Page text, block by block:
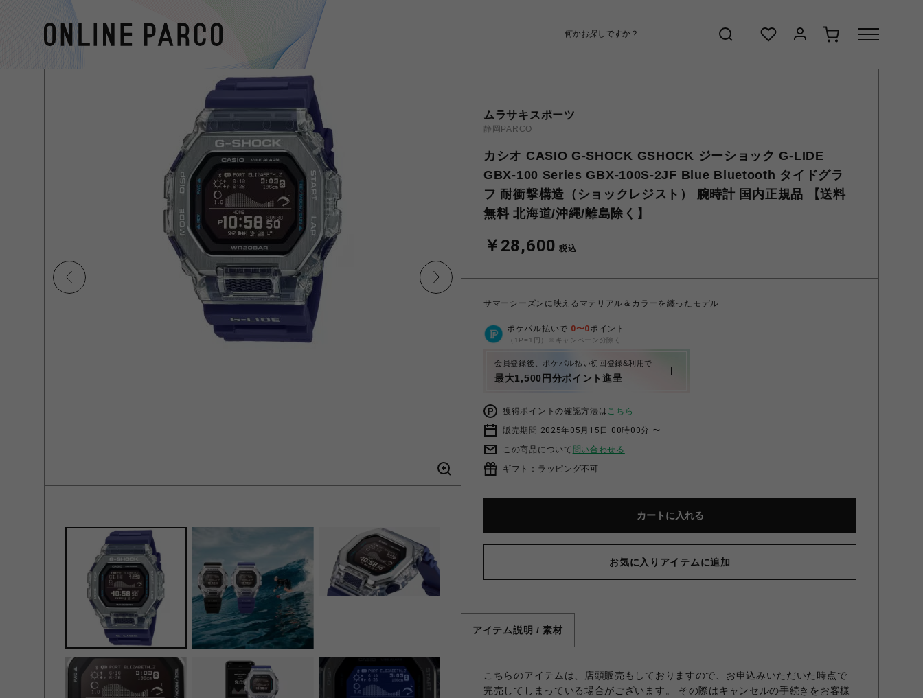
ムラサキスポーツ
静岡PARCO
カシオ CASIO G-SHOCK GSHOCK ジーショック G-LIDE
GBX-100 Series GBX-100S-2JF Blue Bluetooth タイドグラ
フ 耐衝撃構造（ショックレジスト） 腕時計 国内正規品 【送料
無料 北海道/沖縄/離島除く】
￥28,600 税込
サマーシーズンに映えるマテリアル＆カラーを纏ったモデル
ポケパル払いで 0〜0ポイント
（1P=1円）※キャンペーン分除く
会員登録後、ポケパル払い初回登録&利用で
最大1,500円分ポイント進呈
獲得ポイントの確認方法はこちら
販売期間 2025年05月15日 00時00分 〜
この商品について 問い合わせる
ギフト：ラッピング不可
カートに入れる
お気に入りアイテムに追加
アイテム説明 / 素材
こちらのアイテムは、店頭販売もしておりますので、お申込みいただいた時点で
完売してしまっている場合がございます。 その際はキャンセルの手続きをお客様